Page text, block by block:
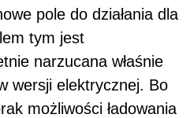
pole do działania dla
tym jest
narzucana właśnie
wersji elektrycznej. Bo
możliwości ładowania